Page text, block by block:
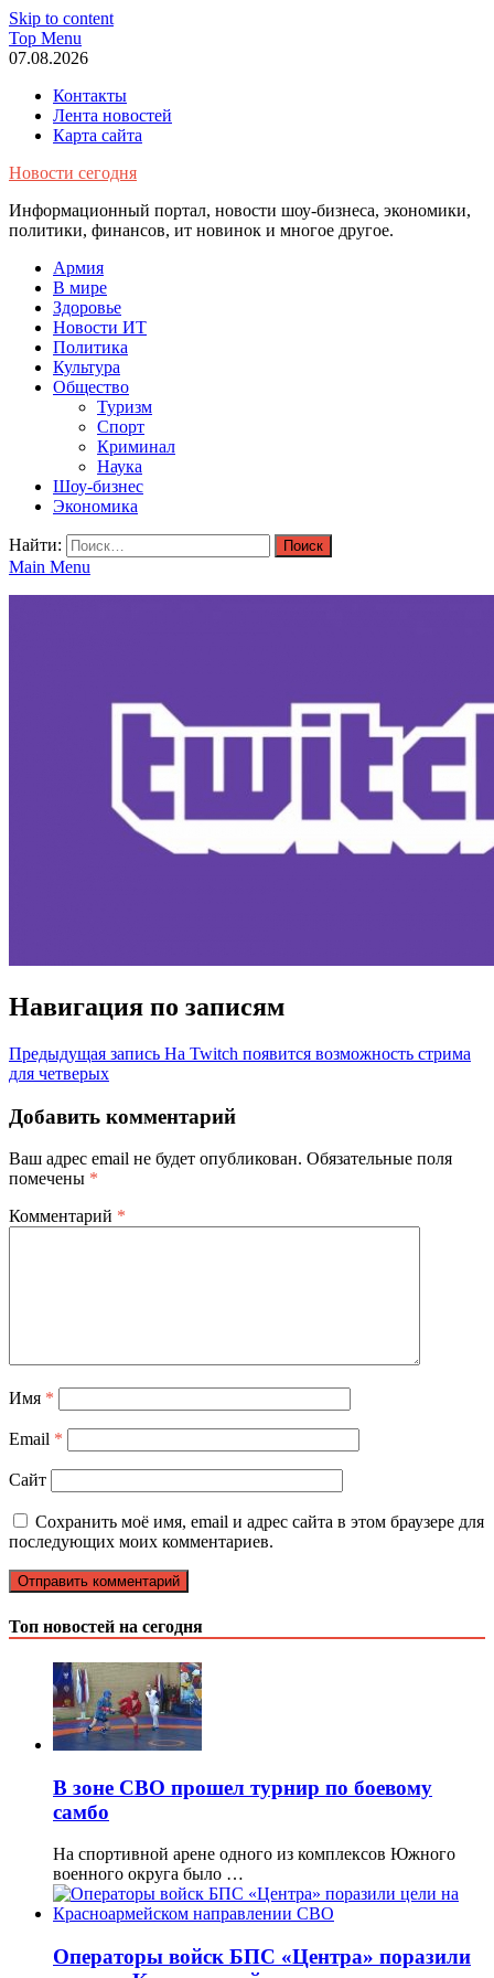
Skip to content
Top Menu
07.08.2026
Контакты
Лента новостей
Карта сайта
Новости сегодня
Информационный портал, новости шоу-бизнеса, экономики,
политики, финансов, ит новинок и многое другое.
Армия
В мире
Здоровье
Новости ИТ
Политика
Культура
Общество
Туризм
Спорт
Криминал
Наука
Шоу-бизнес
Экономика
Найти:
Main Menu
Навигация по записям
Предыдущая запись На Twitch появится возможность стрима
для четверых
Добавить комментарий
Ваш адрес email не будет опубликован. Обязательные поля
помечены *
Комментарий *
Имя *
Email *
Сайт
Сохранить моё имя, email и адрес сайта в этом браузере для
последующих моих комментариев.
Топ новостей на сегодня
В зоне СВО прошел турнир по боевому
самбо
На спортивной арене одного из комплексов Южного
военного округа было …
Операторы войск БПС «Центра» поразили